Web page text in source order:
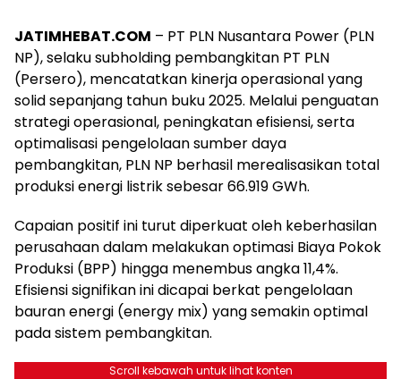
JATIMHEBAT.COM – PT PLN Nusantara Power (PLN
NP), selaku subholding pembangkitan PT PLN
(Persero), mencatatkan kinerja operasional yang
solid sepanjang tahun buku 2025. Melalui penguatan
strategi operasional, peningkatan efisiensi, serta
optimalisasi pengelolaan sumber daya
pembangkitan, PLN NP berhasil merealisasikan total
produksi energi listrik sebesar 66.919 GWh.
Capaian positif ini turut diperkuat oleh keberhasilan
perusahaan dalam melakukan optimasi Biaya Pokok
Produksi (BPP) hingga menembus angka 11,4%.
Efisiensi signifikan ini dicapai berkat pengelolaan
bauran energi (energy mix) yang semakin optimal
pada sistem pembangkitan.
Scroll kebawah untuk lihat konten